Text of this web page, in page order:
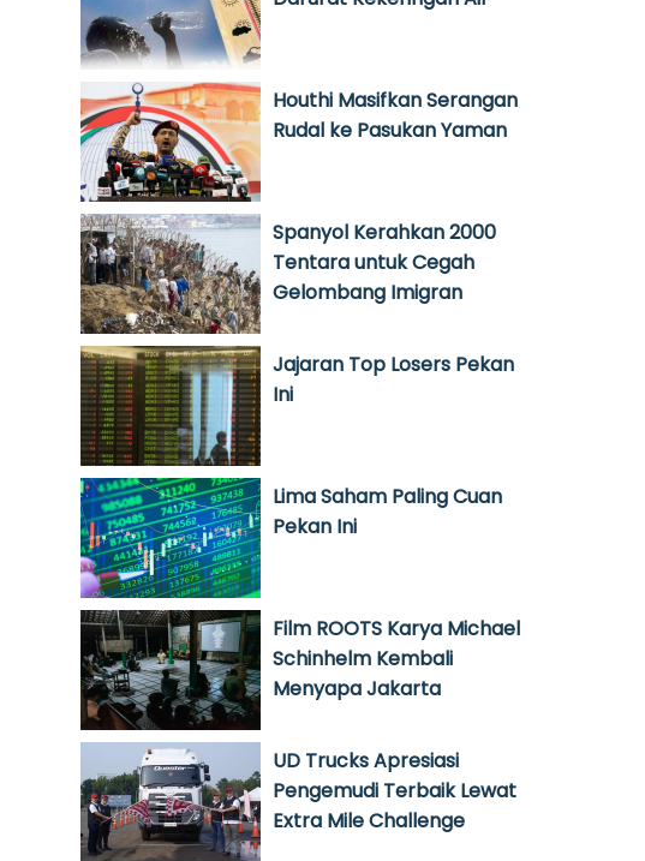
Houthi Masifkan Serangan
Rudal ke Pasukan Yaman
Spanyol Kerahkan 2000
Tentara untuk Cegah
Gelombang Imigran
Jajaran Top Losers Pekan
Ini
Lima Saham Paling Cuan
Pekan Ini
Film ROOTS Karya Michael
Schinhelm Kembali
Menyapa Jakarta
UD Trucks Apresiasi
Pengemudi Terbaik Lewat
Extra Mile Challenge